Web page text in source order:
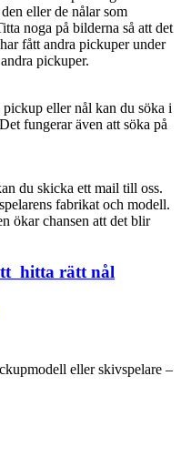
eller de nålar som
noga på bilderna så att det
fått andra pickuper under
pickuper.
eller nål kan du söka i
fungerar även att söka på
du skicka ett mail till oss.
fabrikat och modell.
ökar chansen att det blir
hitta rätt nål
eller skivspelare –